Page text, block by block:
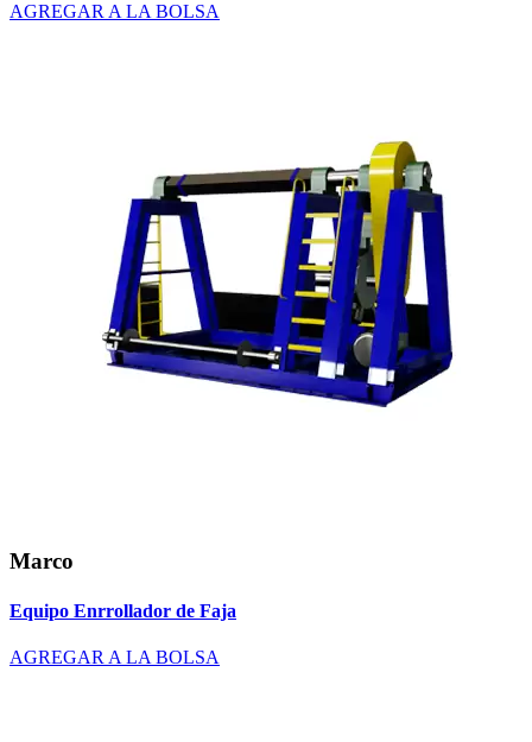
AGREGAR A LA BOLSA
Marco
Equipo Enrrollador de Faja
AGREGAR A LA BOLSA